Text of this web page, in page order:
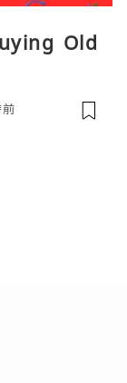
Old